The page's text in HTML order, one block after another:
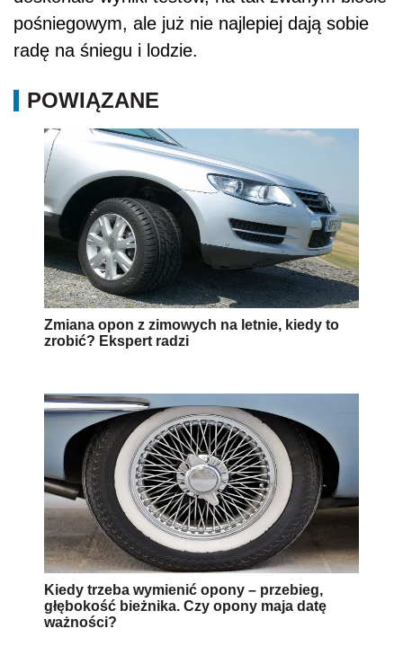
pośniegowym, ale już nie najlepiej dają sobie
radę na śniegu i lodzie.
POWIĄZANE
Zmiana opon z zimowych na letnie, kiedy to
zrobić? Ekspert radzi
Kiedy trzeba wymienić opony – przebieg,
głębokość bieżnika. Czy opony maja datę
ważności?